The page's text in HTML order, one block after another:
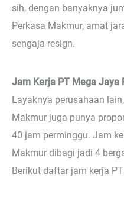
sih, dengan banyaknya
Perkasa Makmur, amat
sengaja resign.
Jam Kerja PT Mega Jaya
Layaknya perusahaan
Makmur juga punya
40 jam perminggu. Jam
Makmur dibagi jadi 4
Berikut daftar jam kerja